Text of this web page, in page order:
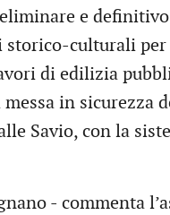
e
storico-culturali
di edilizia
in sicurezza
Savio, con la
- commenta